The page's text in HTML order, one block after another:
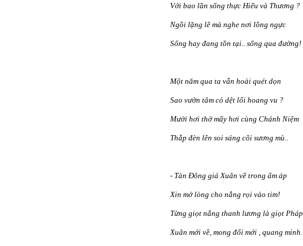
Với bao lần sống thực Hiểu và Thương ?
Ngồi lặng lẽ mà nghe nơi lồng ngực
Sống hay đang tồn tại.. sống qua đường!
Một năm qua ta vẫn hoài quét dọn
Sao vườn tâm cỏ dệt lối hoang vu ?
Mười hơi thở mấy hơi cùng Chánh Niệm
Thắp đèn lên soi sáng cõi sương mù..
- Tàn Đông giá Xuân về trong ấm áp
Xin mở lòng cho nắng rọi vào tim!
Từng giọt nắng thanh lương là giọt Pháp
Xuân mới về, mong đổi mới , quang minh.